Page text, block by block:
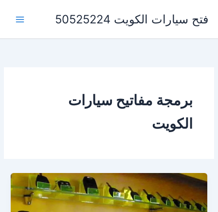
المحتوى
فتح سيارات الكويت 50525224
برمجة مفاتيح سيارات
الكويت